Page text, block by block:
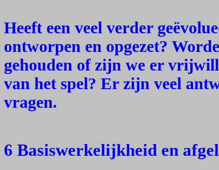
Heeft een veel verder
ontworpen en opgezet?
gehouden of zijn we er
van het spel? Er zijn veel
vragen.
6 Basiswerkelijkheid en